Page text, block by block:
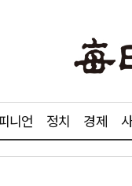
니언 정치 경제